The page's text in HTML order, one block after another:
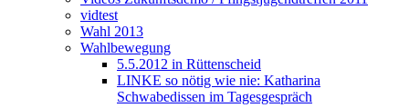
vidtest
Wahl 2013
Wahlbewegung
5.5.2012 in Rüttenscheid
LINKE so nötig wie nie: Katharina
Schwabedissen im Tagesgespräch